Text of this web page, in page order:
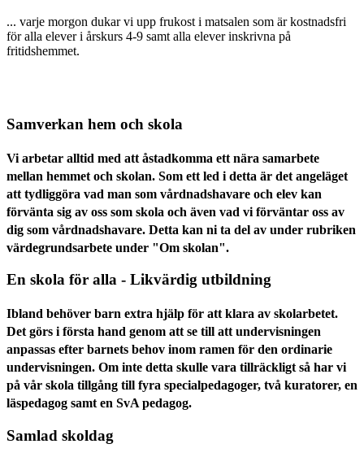
... varje morgon dukar vi upp frukost i matsalen som är kostnadsfri
för alla elever i årskurs 4-9 samt alla elever inskrivna på
fritidshemmet.
Samverkan hem och skola
Vi arbetar alltid med att åstadkomma ett nära samarbete
mellan hemmet och skolan. Som ett led i detta är det angeläget
att tydliggöra vad man som vårdnadshavare och elev kan
förvänta sig av oss som skola och även vad vi förväntar oss av
dig som vårdnadshavare. Detta kan ni ta del av under rubriken
värdegrundsarbete under "Om skolan".
En skola för alla - Likvärdig utbildning
Ibland behöver barn extra hjälp för att klara av skolarbetet.
Det görs i första hand genom att se till att undervisningen
anpassas efter barnets behov inom ramen för den ordinarie
undervisningen. Om inte detta skulle vara tillräckligt så har vi
på vår skola tillgång till fyra specialpedagoger, två kuratorer, en
läspedagog samt en SvA pedagog.
Samlad skoldag